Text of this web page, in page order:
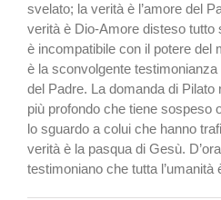
svelato; la verità è l’amore del
verità è Dio-Amore disteso
è incompatibile con il potere del
è la sconvolgente testimonianza
del Padre. La domanda di Pilato
più profondo che tiene sospeso
lo sguardo a colui che hanno
verità è la pasqua di Gesù.
testimoniano che tutta l’umanità